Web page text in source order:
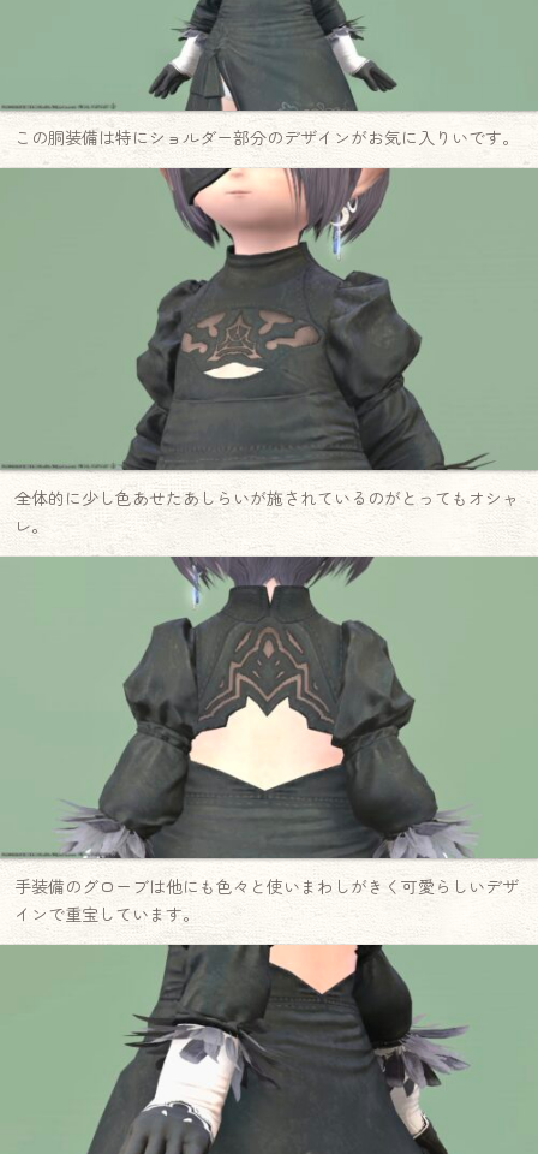
この胴装備は特にショルダー部分のデザインがお気に入りいです。
全体的に少し色あせたあしらいが施されているのがとってもオシャ
レ。
手装備のグローブは他にも色々と使いまわしがきく可愛らしいデザ
インで重宝しています。